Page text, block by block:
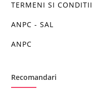
TERMENI SI CONDITII
ANPC - SAL
ANPC
Recomandari